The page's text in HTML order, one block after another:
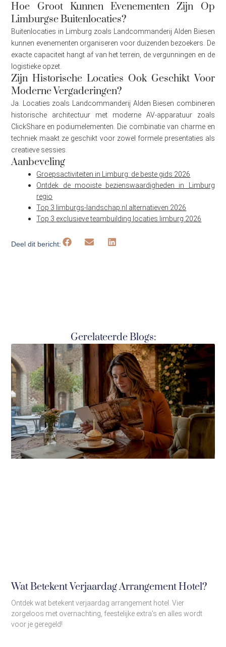
Hoe Groot Kunnen Evenementen Zijn Op
Limburgse Buitenlocaties?
Buitenlocaties in Limburg zoals Landcommanderij Alden Biesen
kunnen evenementen organiseren voor duizenden bezoekers. De
exacte capaciteit hangt af van het terrein, de vergunningen en de
logistieke opzet.
Zijn Historische Locaties Ook Geschikt Voor
Moderne Vergaderingen?
Ja. Locaties zoals Landcommanderij Alden Biesen combineren
historische architectuur met moderne AV-apparatuur zoals
ClickShare en podiumelementen. Die combinatie van charme en
techniek maakt ze geschikt voor zowel formele presentaties als
creatieve sessies.
Aanbeveling
Groepsactiviteiten in Limburg: de beste gids 2026
Ontdek de mooiste bezienswaardigheden in Limburg
regio
Top 3 limburgs-landschap.nl alternatieven 2026
Top 3 exclusieve teambuilding locaties limburg 2026
Deel dit bericht:
Gerelateerde Blogs:
Wat Betekent Verjaardag Arrangement Hotel?
Ontdek wat betekent verjaardag arrangement hotel. Vier
zorgeloos met overnachting, feestelijke extra’s en alles wordt
voor je geregeld!